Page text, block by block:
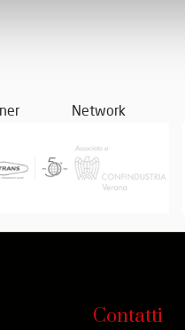
Network
Contatti